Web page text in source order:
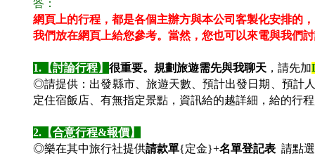
答：
網頁上的行程，都是各個主辦方與本公司客製化安排的，
我們放在網頁上給您參考。 當然，您也可以來電與我們
1. 【討論行程】 很重要。規劃旅遊需先與我聊天 ，請先加
◎請提供：出發縣市、旅遊天數、預計出發日期、預計
定住宿飯店、有無指定景點，資訊給的越詳細，給的行
2. 【合意行程&報價】
◎樂在其中旅行社提供請款單{定金}+名單登記表 請點